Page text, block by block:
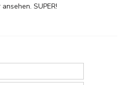
SUPER!